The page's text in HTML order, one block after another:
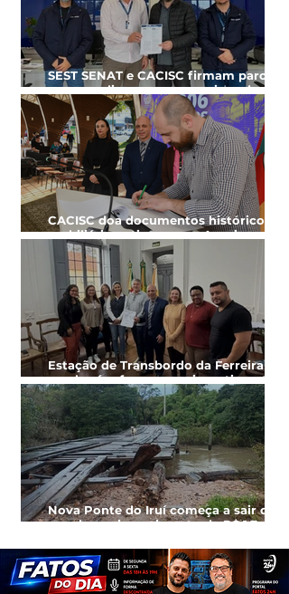
SEST SENAT e CACISC firmam parceria
para ampliar acesso a serviços de
saúde e capacitação
CACISC doa documentos históricos e
mobiliário antigo para o Arquivo
Histórico de Cachoeira do Sul
Estação de Transbordo da Ferreira
receberá reforma com investimento
de R$ 140 mil
Nova Ponte do Iruí começa a sair do
papel com investimento de R$ 1,7